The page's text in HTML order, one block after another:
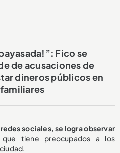
Fico se
de acusaciones de
dineros públicos en
sociales, se logra observar
que tiene preocupados a los